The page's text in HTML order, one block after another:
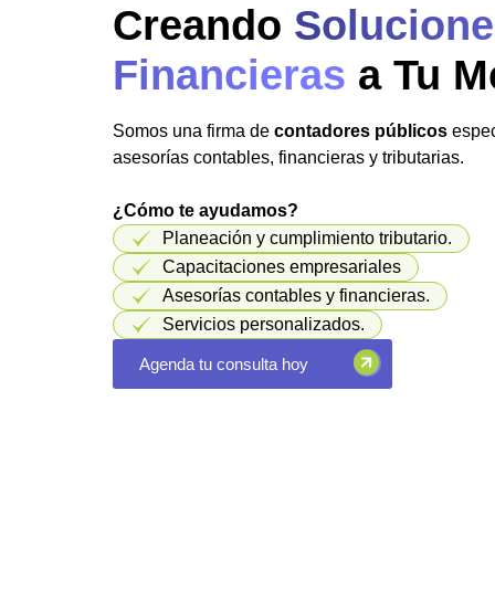
Creando
Financieras a Tu
Somos una firma de contadores públicos
asesorías contables, financieras y tributarias.
¿Cómo te ayudamos?
Planeación y cumplimiento tributario.
Capacitaciones empresariales
Asesorías contables y financieras.
Servicios personalizados.
Agenda tu consulta hoy